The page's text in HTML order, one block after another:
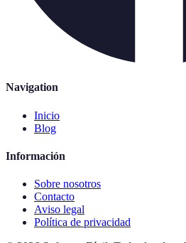
Navigation
Inicio
Blog
Información
Sobre nosotros
Contacto
Aviso legal
Política de privacidad